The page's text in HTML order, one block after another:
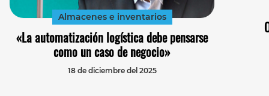
Almacenes e inventarios
«La automatización logística debe pensarse
como un caso de negocio»
18 de diciembre del 2025